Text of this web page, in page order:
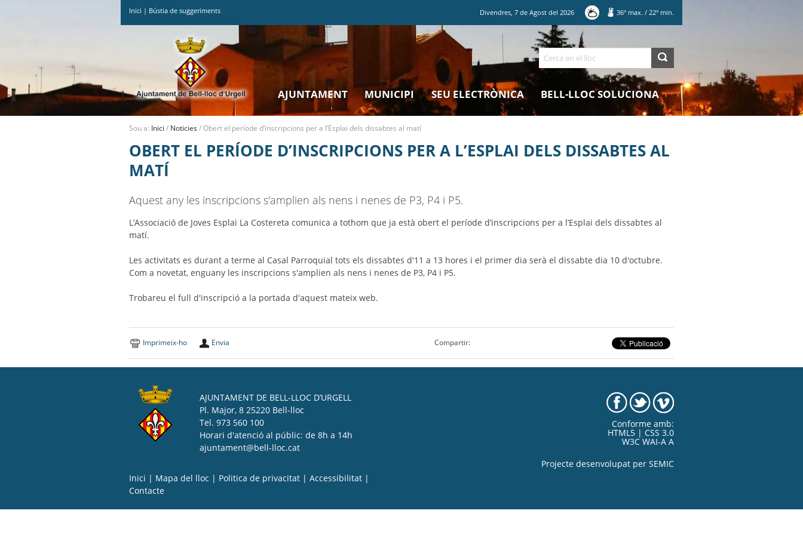
Inici | Bústia de suggeriments Divendres,7 deAgost del2026 36º max. / 22º min.
Cerca
AJUNTAMENT MUNICIPI SEU ELECTRÒNICA BELL-LLOC SOLUCIONA
Sou a: Inici / Noticies/Obert el període d’inscripcions per a l’Esplai dels dissabtes al matí
OBERT EL PERÍODE D’INSCRIPCIONS PER A L’ESPLAI DELS DISSABTES AL
MATÍ
Aquest any les inscripcions s'amplien als nens i nenes de P3, P4 i P5.
L’Associació de Joves Esplai La Costereta comunica a tothom que ja està obert el període d’inscripcions per a l’Esplai dels dissabtes al
matí.
Les activitats es durant a terme al Casal Parroquial tots els dissabtes d'11 a 13 hores i el primer dia serà el dissabte dia 10 d'octubre.
Com a novetat, enguany les inscripcions s'amplien als nens i nenes de P3, P4 i P5.
Trobareu el full d'inscripció a la portada d'aquest mateix web.
Imprimeix-ho Envia Compartir:
AJUNTAMENT DE BELL-LLOC D’URGELL
Pl. Major, 8 25220 Bell-lloc
Tel. 973 560 100
Horari d'atenció al públic: de 8h a 14h
ajuntament@bell-lloc.cat
Inici | Mapa del lloc | Politica de privacitat | Accessibilitat |
Contacte
Conforme amb:
HTML5 | CSS 3.0
W3C WAI-A A
Projecte desenvolupat per SEMIC